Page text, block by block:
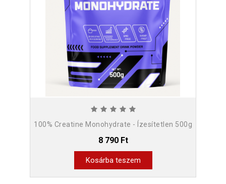
100% Creatine Monohydrate - Ízesítetlen 500g
8 790 Ft
Kosárba teszem